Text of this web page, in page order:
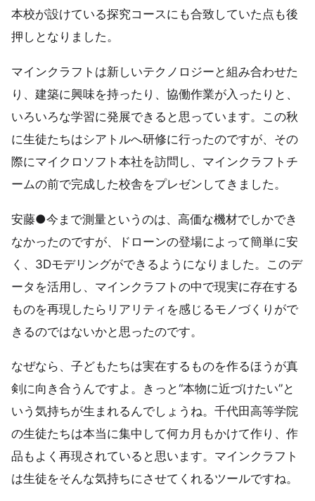
本校が設けている探究コースにも合致していた点も後
押しとなりました。
マインクラフトは新しいテクノロジーと組み合わせた
り、建築に興味を持ったり、協働作業が入ったりと、
いろいろな学習に発展できると思っています。この秋
に生徒たちはシアトルへ研修に行ったのですが、その
際にマイクロソフト本社を訪問し、マインクラフトチ
ームの前で完成した校舎をプレゼンしてきました。
安藤●今まで測量というのは、高価な機材でしかでき
なかったのですが、ドローンの登場によって簡単に安
く、3Dモデリングができるようになりました。このデ
ータを活用し、マインクラフトの中で現実に存在する
ものを再現したらリアリティを感じるモノづくりがで
きるのではないかと思ったのです。
なぜなら、子どもたちは実在するものを作るほうが真
剣に向き合うんですよ。きっと“本物に近づけたい”と
いう気持ちが生まれるんでしょうね。千代田高等学院
の生徒たちは本当に集中して何カ月もかけて作り、作
品もよく再現されていると思います。マインクラフト
は生徒をそんな気持ちにさせてくれるツールですね。